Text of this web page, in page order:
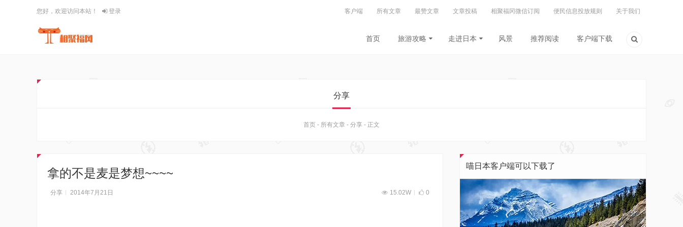
您好，欢迎访问本站！ 登录 客户端 所有文章 最赞文章 文章投稿 相聚福冈微信订阅 便民信息投放规则 关于我们
首页 旅游攻略 走进日本 风景 推荐阅读 客户端下载
分享
首页 - 所有文章 - 分享 - 正文
拿的不是麦是梦想~~~~
分享 2014年7月21日 15.02W 0
喵日本客户端可以下载了